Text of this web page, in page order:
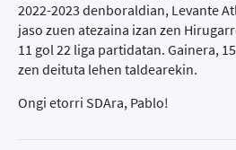
2022-2023 denboraldian, Levante
jaso zuen atezaina izan zen
11 gol 22 liga partidatan. Gainera,
zen deituta lehen taldearekin.
Ongi etorri SDAra, Pablo!